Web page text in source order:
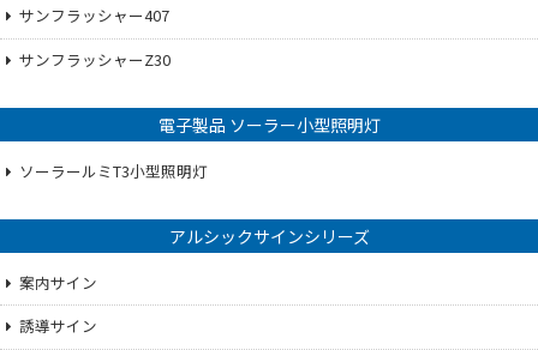
サンフラッシャー407
サンフラッシャーZ30
電子製品 ソーラー小型照明灯
ソーラールミT3小型照明灯
アルシックサインシリーズ
案内サイン
誘導サイン